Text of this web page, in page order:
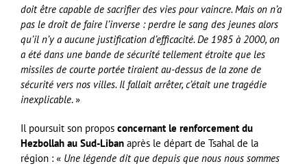
doit être capable de sacrifier des vies pour vaincre. Mais on n’a
pas le droit de faire l’inverse : perdre le sang des jeunes alors
qu’il n’y a aucune justification d’efficacité. De 1985 à 2000, on
a été dans une bande de sécurité tellement étroite que les
missiles de courte portée tiraient au-dessus de la zone de
sécurité vers nos villes. Il fallait arrêter, c’était une tragédie
inexplicable. »
Il poursuit son propos concernant le renforcement du
Hezbollah au Sud-Liban après le départ de Tsahal de la
région : « Une légende dit que depuis que nous nous sommes